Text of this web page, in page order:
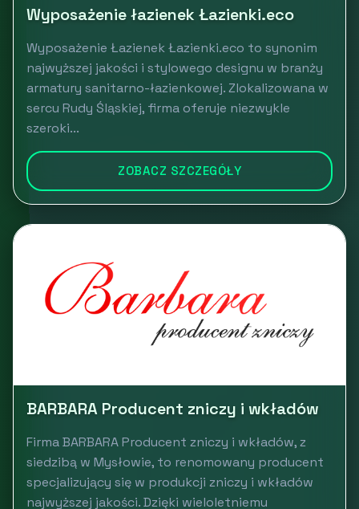
Wyposażenie łazienek Łazienki.eco
Wyposażenie Łazienek Łazienki.eco to synonim
najwyższej jakości i stylowego designu w branży
armatury sanitarno-łazienkowej. Zlokalizowana w
sercu Rudy Śląskiej, firma oferuje niezwykle
szeroki...
ZOBACZ SZCZEGÓŁY
BARBARA Producent zniczy i wkładów
Firma BARBARA Producent zniczy i wkładów, z
siedzibą w Mysłowie, to renomowany producent
specjalizujący się w produkcji zniczy i wkładów
najwyższej jakości. Dzięki wieloletniemu